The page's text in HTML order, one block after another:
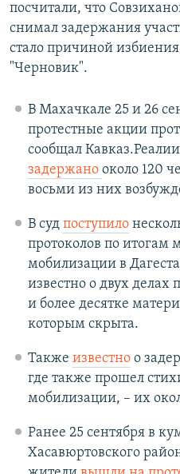
посчитали, что
снимал задержания
стало причиной
"Черновик".
В Махачкале 25 и 26
протестные акции
сообщал
задержано около 120
восьми из них
В суд поступило
протоколов по итогам
мобилизации в
известно о двух делах
и более десятке
которым скрыта.
Также известноо
где также прошел
мобилизации, – их
Ранее 25 сентября в
Хасавюртовского